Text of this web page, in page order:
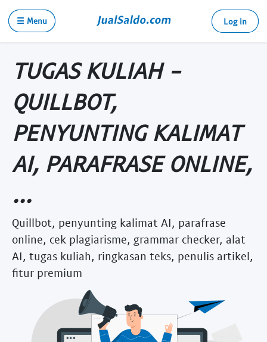
☰ Menu Log in
TUGAS KULIAH -
QUILLBOT,
PENYUNTING KALIMAT
AI, PARAFRASE ONLINE,
...
Quillbot, penyunting kalimat AI, parafrase
online, cek plagiarisme, grammar checker, alat
AI, tugas kuliah, ringkasan teks, penulis artikel,
fitur premium